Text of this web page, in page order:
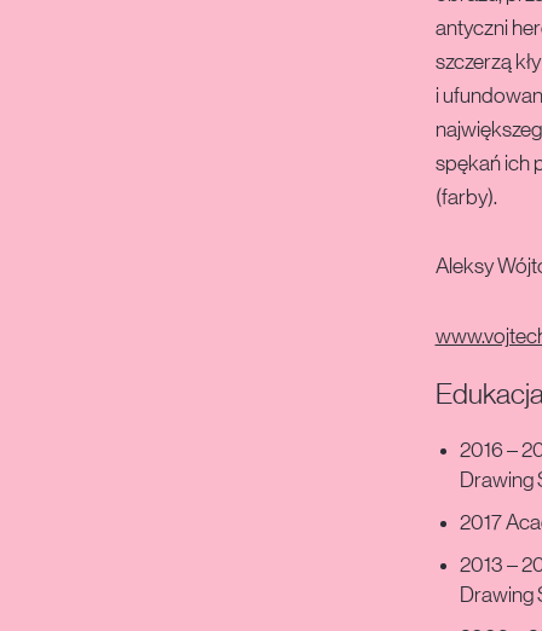
antyczni
szczerzą
i
spękań ich
(farby).
Aleksy
2016 –
Drawing
2017
2013 –
Drawing